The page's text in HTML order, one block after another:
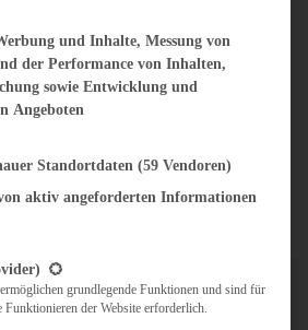
und Inhalte, Messung von
der Performance von Inhalten,
sowie Entwicklung und
Angeboten
Standortdaten (59 Vendoren)
aktiv angeforderten Informationen
Gruppen, für die eine Einwilligung erteilt werden
grundlegende Funktionen und sind für
Funktionieren der Website erforderlich.